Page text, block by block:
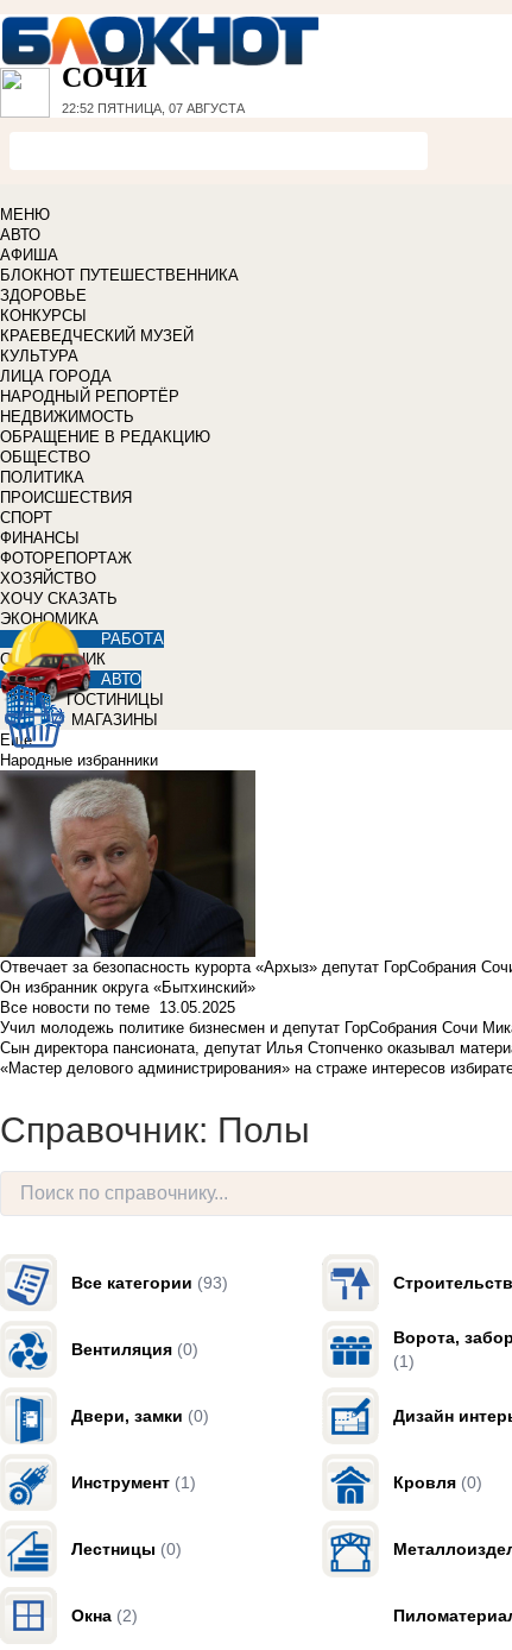
СОЧИ
22:52 ПЯТНИЦА, 07 АВГУСТА
МЕНЮ
АВТО
АФИША
БЛОКНОТ ПУТЕШЕСТВЕННИКА
ЗДОРОВЬЕ
КОНКУРСЫ
КРАЕВЕДЧЕСКИЙ МУЗЕЙ
КУЛЬТУРА
ЛИЦА ГОРОДА
НАРОДНЫЙ РЕПОРТЁР
НЕДВИЖИМОСТЬ
ОБРАЩЕНИЕ В РЕДАКЦИЮ
ОБЩЕСТВО
ПОЛИТИКА
ПРОИСШЕСТВИЯ
СПОРТ
ФИНАНСЫ
ФОТОРЕПОРТАЖ
ХОЗЯЙСТВО
ХОЧУ СКАЗАТЬ
ЭКОНОМИКА
РАБОТА
СПРАВОЧНИК
АВТО
ГОСТИНИЦЫ
МАГАЗИНЫ
Еще
Народные избранники
Отвечает за безопасность курорта «Архыз» депутат ГорСобрания
Он избранник округа «Бытхинский»
Все новости по теме 13.05.2025
Учил молодежь политике бизнесмен и депутат ГорСобрания Сочи
Сын директора пансионата, депутат Илья Стопченко оказывал
«Мастер делового администрирования» на страже интересов
Справочник: Полы
Все категории (93)
Вентиляция (0)
Ворота,
(1)
Двери, замки (0) Дизайн
Инструмент (1) Кровля (0)
Лестницы (0)
Окна (2)